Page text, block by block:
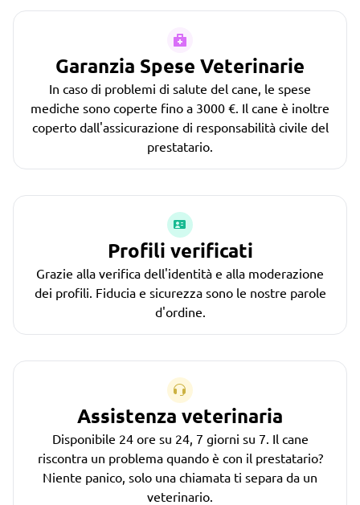
Garanzia Spese Veterinarie
In caso di problemi di salute del cane, le spese
mediche sono coperte fino a 3000 €. Il cane è inoltre
coperto dall'assicurazione di responsabilità civile del
prestatario.
Profili verificati
Grazie alla verifica dell'identità e alla moderazione
dei profili. Fiducia e sicurezza sono le nostre parole
d'ordine.
Assistenza veterinaria
Disponibile 24 ore su 24, 7 giorni su 7. Il cane
riscontra un problema quando è con il prestatario?
Niente panico, solo una chiamata ti separa da un
veterinario.